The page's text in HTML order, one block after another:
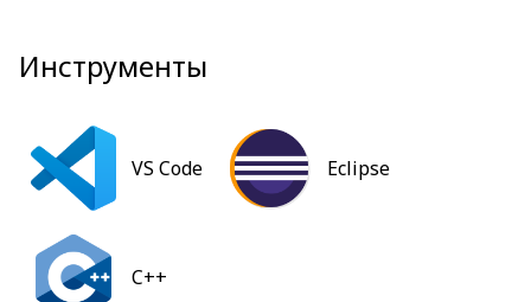
Инструменты
VS Code Eclipse
C++